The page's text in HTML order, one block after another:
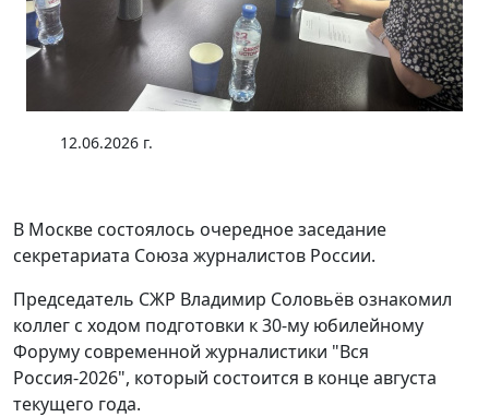
12.06.2026 г.
В Москве состоялось очередное заседание
секретариата Союза журналистов России.
Председатель СЖР Владимир Соловьёв ознакомил
коллег с ходом подготовки к 30-му юбилейному
Форуму современной журналистики "Вся
Россия-2026", который состоится в конце августа
текущего года.